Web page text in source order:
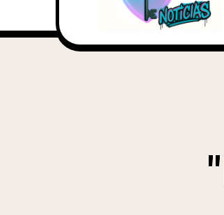
EQUILIBRIO EN LA ERA